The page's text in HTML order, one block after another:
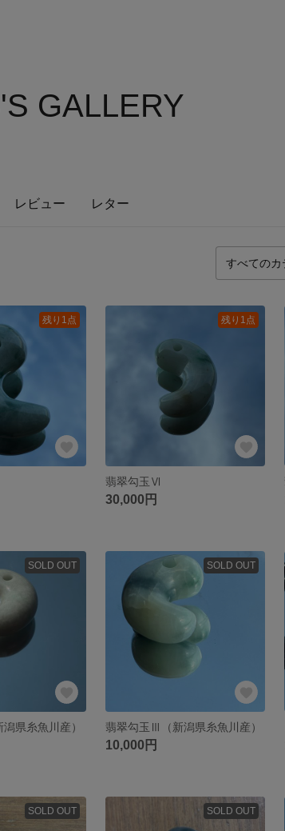
GALLERY
レビュー レター
残り1点 残り1点
翡翠勾玉Ⅵ
30,000円
SOLD OUT
県糸魚川産）
SOLD OUT
翡翠勾玉Ⅲ（新潟県糸魚川産）
10,000円
SOLD OUT SOLD OUT